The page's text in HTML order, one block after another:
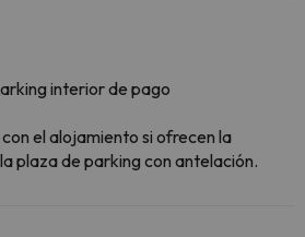
interior de pago
el alojamiento si ofrecen la
plaza de parking con antelación.